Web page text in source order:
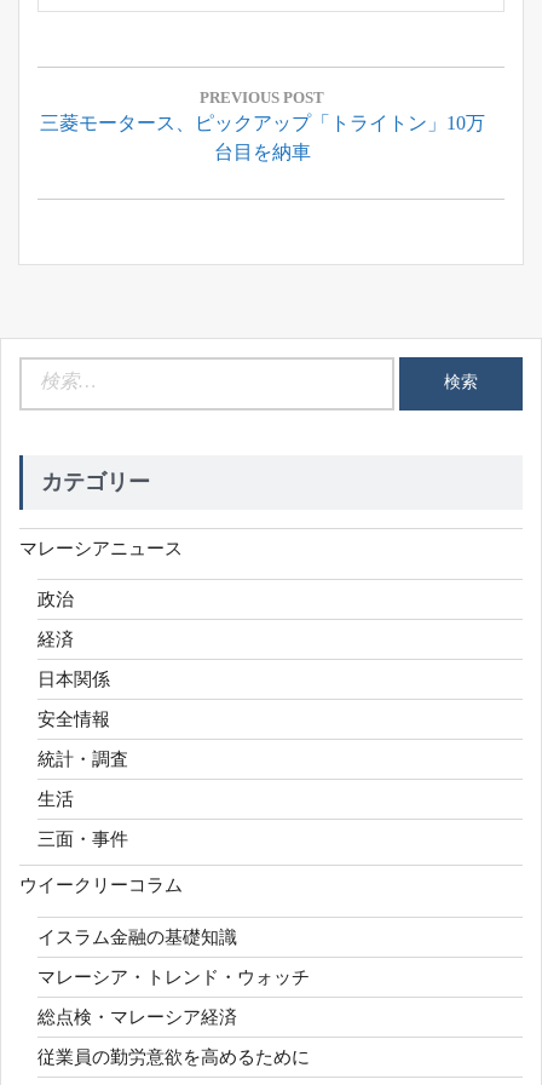
投
ナ
ゲ
シ
ン
PREVIOUS POST
Previous
三菱モータース、ピックアップ「トライトン」10万
台目を納車
カテゴリー
マレーシアニュース
政治
経済
日本関係
安全情報
統計・調査
生活
三面・事件
ウイークリーコラム
イスラム金融の基礎知識
マレーシア・トレンド・ウォッチ
総点検・マレーシア経済
従業員の勤労意欲を高めるために